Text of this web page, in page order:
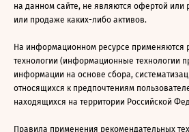
на данном сайте, не являются офертой или
или продаже каких-либо активов.
На информационном ресурсе применяются
технологии (информационные технологии
информации на основе сбора,
относящихся к предпочтениям
находящихся на территории Российской
Правила применения рекомендательных